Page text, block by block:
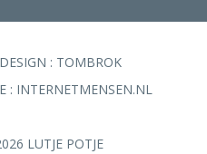
: TOMBROK
: INTERNETMENSEN.NL
LUTJE POTJE